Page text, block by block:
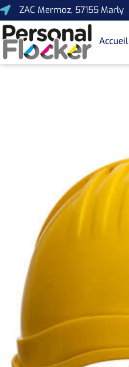
ZAC Mermoz, 57155 Marly
Accueil